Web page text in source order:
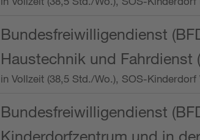
Bundesfreiwilligendienst
Haustechnik und Fahrdienst
in Vollzeit (38,5 Std./Wo.), SOS-
Bundesfreiwilligendienst
Kinderdorfzentrum und in